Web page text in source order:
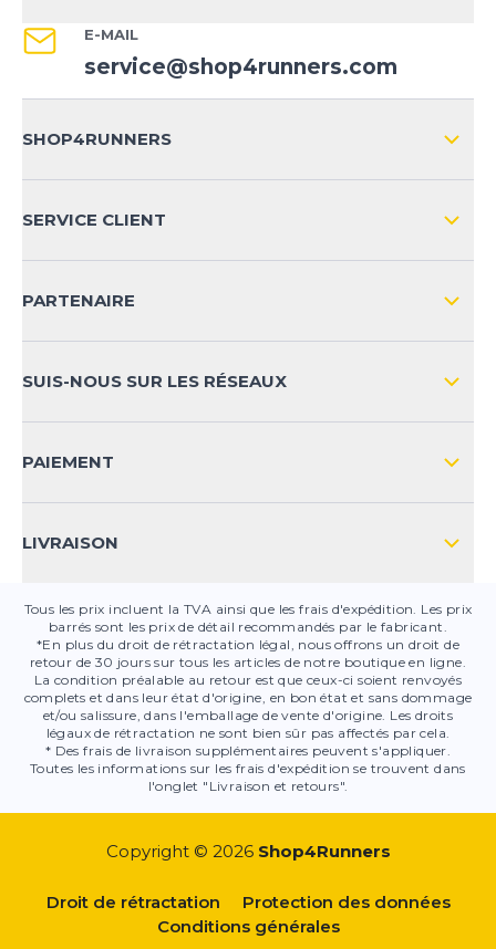
E-MAIL
service@shop4runners.com
SHOP4RUNNERS
SERVICE CLIENT
CONTACT
SÉCURITÉ DES PRODUITS
PARTENAIRE
SUIS-NOUS SUR LES RÉSEAUX
PAIEMENT
LIVRAISON
Tous les prix incluent la TVA ainsi que les frais d'expédition. Les prix
barrés sont les prix de détail recommandés par le fabricant.
*En plus du droit de rétractation légal, nous offrons un droit de
retour de 30 jours sur tous les articles de notre boutique en ligne.
La condition préalable au retour est que ceux-ci soient renvoyés
complets et dans leur état d'origine, en bon état et sans dommage
et/ou salissure, dans l'emballage de vente d'origine. Les droits
légaux de rétractation ne sont bien sûr pas affectés par cela.
* Des frais de livraison supplémentaires peuvent s'appliquer.
Toutes les informations sur les frais d'expédition se trouvent dans
l'onglet "Livraison et retours".
Copyright © 2026 Shop4Runners
Droit de rétractation
Protection des données
Conditions générales